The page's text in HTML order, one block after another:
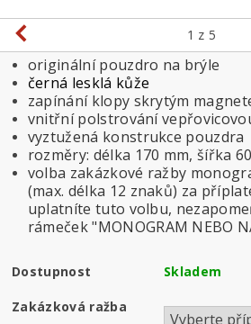
1 z 5
originální pouzdro na brýle
černá lesklá kůže
zapínání klopy skrytým
vnitřní polstrování
vyztužená konstrukce pouzdra
rozměry: délka 170 mm, šířka
volba zakázkové ražby
(max. délka 12 znaků) za
uplatníte tuto volbu,
rámeček "MONOGRAM NEBO
Dostupnost Skladem
Zakázková ražba